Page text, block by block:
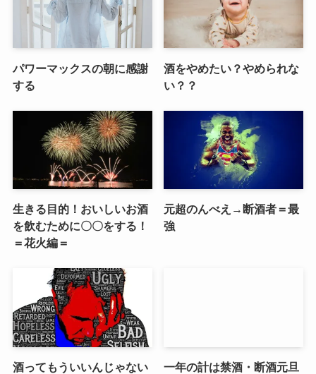
パワーマックスの朝に感謝
する
酒をやめたい？やめられな
い？？
生きる目的！おいしいお酒
を飲むために〇〇をする！
＝花火編＝
元超のんべえ→断酒者＝最
強
酒ってもういいんじゃない
一年の計は禁酒・断酒元旦